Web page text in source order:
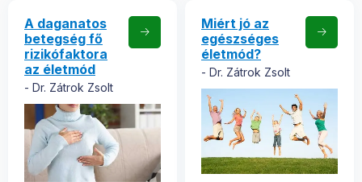
A daganatos
betegség fő
rizikófaktora
az életmód
Dr. Zátrok Zsolt
Miért jó az
egészséges
életmód?
Dr. Zátrok Zsolt